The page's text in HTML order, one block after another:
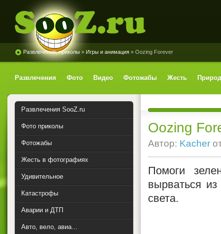
Развлечения, приколы » Игры и анимация » Oozing Forever
Развлечения Фото Видео Фотожабы Жесть
Oozing
Автор: Kacher
Помоги
вырваться
света.
Развлечения SooZ.ru
Фото приколы
Фотожабы
Жесть в фотографиях
Удивительное
Катастрофы
Аварии и ДТП
Авто, вело, авиа...